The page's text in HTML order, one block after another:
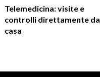
Telemedicina: visite e
controlli direttamente da
casa